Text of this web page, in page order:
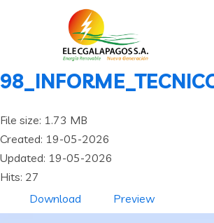
File size: 1.73 MB
Created: 19-05-2026
Updated: 19-05-2026
Hits: 27
Download
Preview